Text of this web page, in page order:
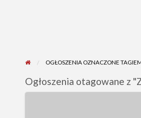
OGŁOSZENIA OZNACZONE
Ogłoszenia otagowane z